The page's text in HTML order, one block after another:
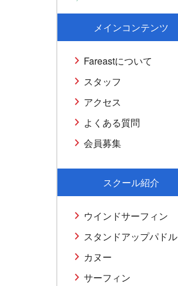
メインコンテンツ
Fareastについて
スタッフ
アクセス
よくある質問
会員募集
スクール紹介
ウインドサーフィン
スタンドアップパドル
カヌー
サーフィン